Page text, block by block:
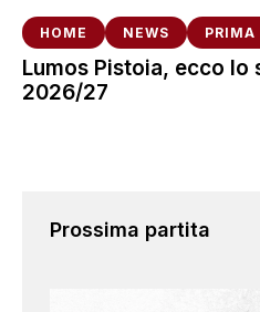
HOME NEWS PRIMA
Lumos Pistoia, ecco
2026/27
Prossima partita